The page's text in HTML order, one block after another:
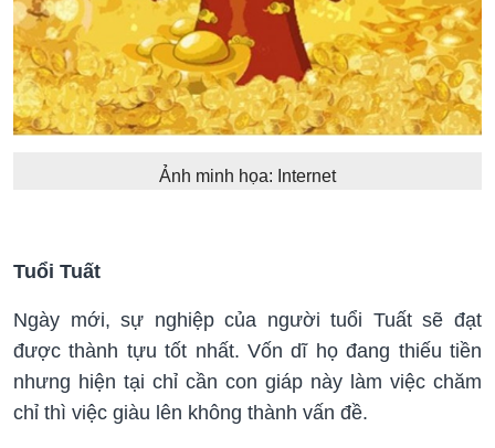
Ảnh minh họa: Internet
Tuổi Tuất
Ngày mới, sự nghiệp của người tuổi Tuất sẽ đạt
được thành tựu tốt nhất. Vốn dĩ họ đang thiếu tiền
nhưng hiện tại chỉ cần con giáp này làm việc chăm
chỉ thì việc giàu lên không thành vấn đề.